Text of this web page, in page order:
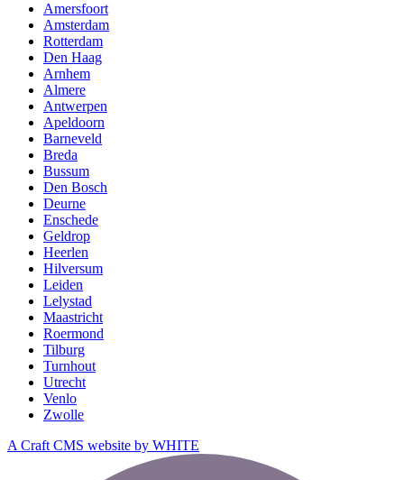
Amersfoort
Amsterdam
Rotterdam
Den Haag
Arnhem
Almere
Antwerpen
Apeldoorn
Barneveld
Breda
Bussum
Den Bosch
Deurne
Enschede
Geldrop
Heerlen
Hilversum
Leiden
Lelystad
Maastricht
Roermond
Tilburg
Turnhout
Utrecht
Venlo
Zwolle
A Craft CMS website by WHITE